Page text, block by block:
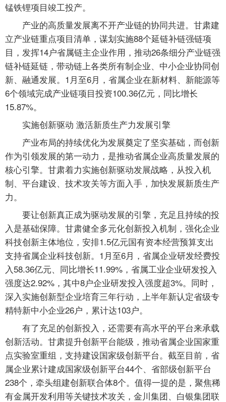
锰铁锂项目竣工投产。
产业的高质量发展离不开产业链的协同共进。甘肃建
立产业链重点项目清单，谋划实施88个延链补链强链项
目，发挥14户省属链主企业作用，推动26条细分产业链强
链补链延链，带动链上各类所有制企业、中小企业协同创
新、融通发展。1月至6月，省属企业在新材料、新能源等
6个领域完成产业链项目投资100.36亿元，同比增长
15.87%。
实施创新驱动 激活新质生产力发展引擎
产业布局的持续优化为发展奠定了坚实基础，而创新
作为引领发展的第一动力，是推动省属企业高质量发展的
核心引擎。甘肃着力实施创新驱动发展战略，从投入机
制、平台建设、技术攻关等方面入手，加快发展新质生产
力。
要让创新真正成为驱动发展的引擎，充足且持续的投
入是基础保障。甘肃健全多元化创新投入机制，强化企业
科技创新主体地位，安排1.5亿元国有资本经营预算支出
支持省属企业科技创新。1月至6月，省属企业研发经费投
入58.36亿元、同比增长11.99%，省属工业企业研发投入
强度达2.92%，其中8户企业研发投入强度超3%。同时，
深入实施创新型企业培育三年行动，上半年新认定省级专
精特新中小企业26户，累计达103户。
有了充足的创新投入，还需要有高水平的平台来承载
创新活动。甘肃提升创新平台能级，推动省属企业国家重
点实验室重组，支持建设国家级创新平台。截至目前，省
属企业累计建成国家级创新平台44个、省部级创新平台
238个，牵头组建创新联合体8个。值得一提的是，聚焦稀
有金属开发利用等关键技术攻关，金川集团、白银集团联